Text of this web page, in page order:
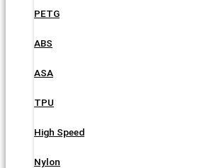
PETG
ABS
ASA
TPU
High Speed
Nylon